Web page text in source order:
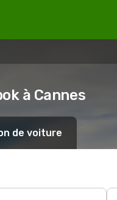
à Cannes
de voiture